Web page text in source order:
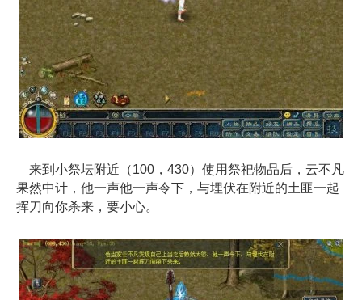
来到小祭坛附近（100，430）使用祭祀物品后，云不凡
果然中计，他一声他一声令下，与埋伏在附近的土匪一起
挥刀向你杀来，要小心。